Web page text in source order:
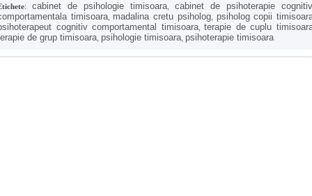
: cabinet de psihologie timisoara
cabinet de psihoterapie
timisoara, madalina cretu psiholog, psiholog copii
cognitiv comportamental timisoara,terapie de cuplu
de grup timisoara psihologie timisoara psihoterapie timisoara